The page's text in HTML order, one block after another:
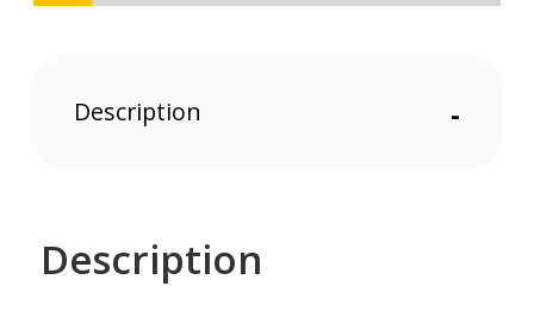
Description -
Description